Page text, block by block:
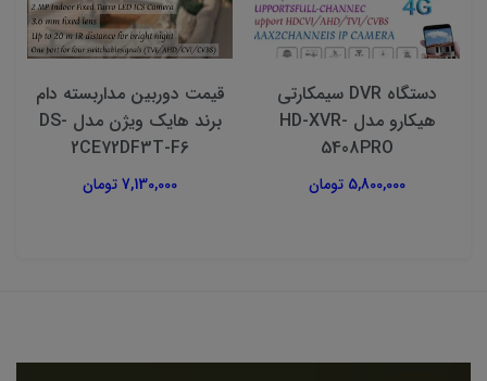
دستگاه DVR سیمکارتی
هیکارو مدل HD-XVR-
5408PRO
5,800,000 تومان
قیمت دوربین مداربسته دام
برند هایک ویژن مدل DS-
2CE72DF3T-F6
7,130,000 تومان